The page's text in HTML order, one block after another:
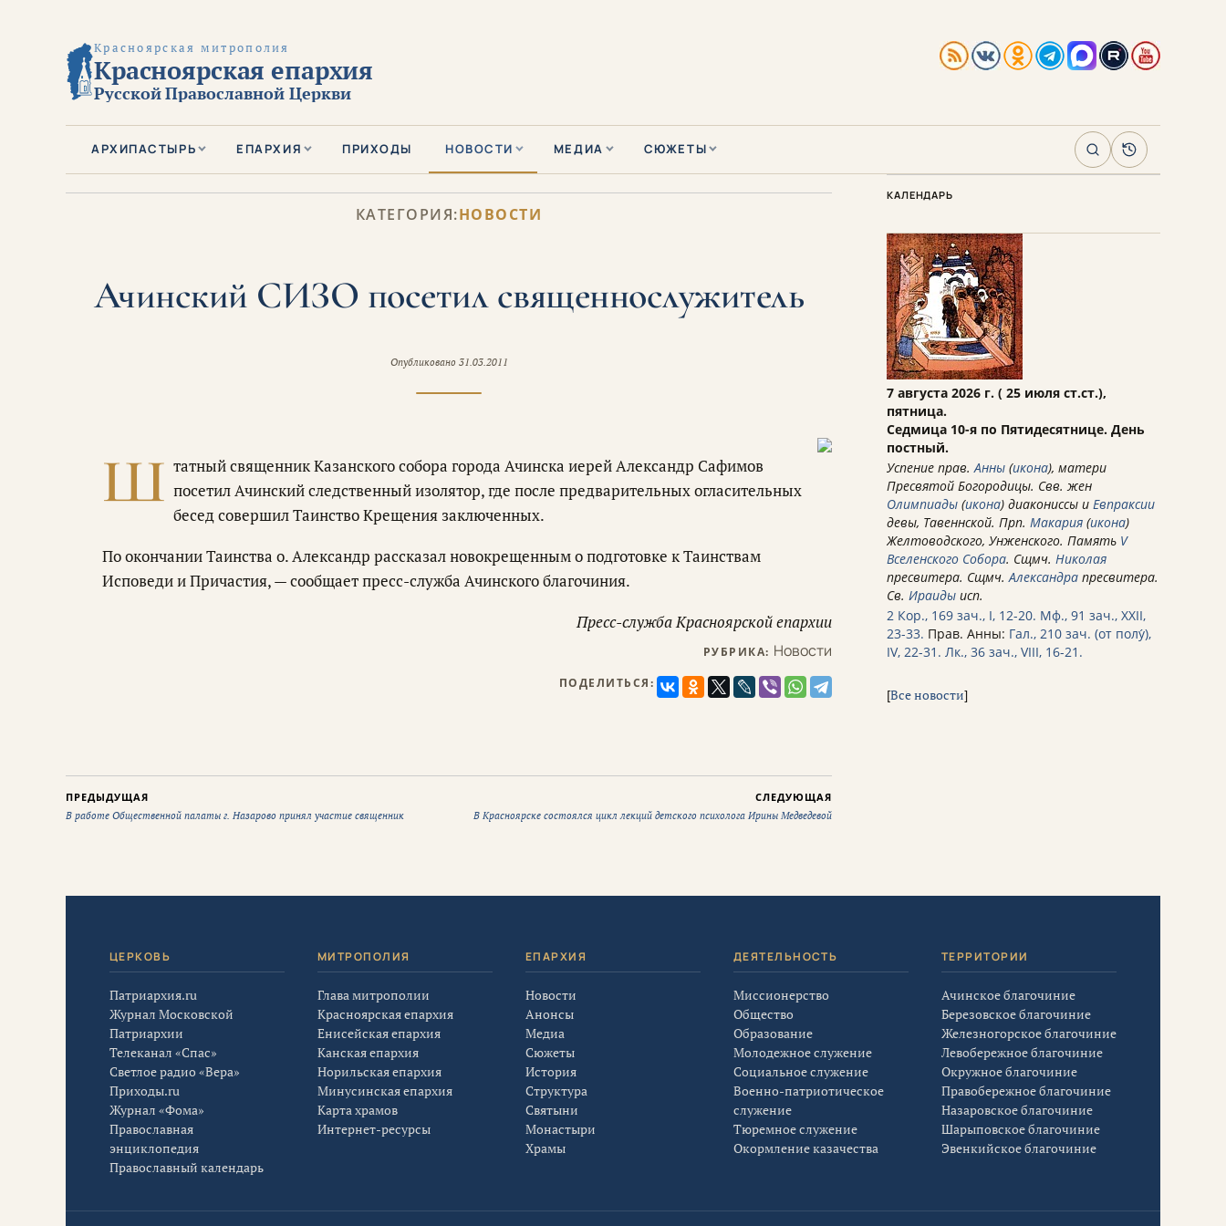
Красноярская митрополия
Красноярская епархия
Русской Православной Церкви
АРХИПАСТЫРЬ ЕПАРХИЯ ПРИХОДЫ НОВОСТИ МЕДИА СЮЖЕТЫ ПоискАрхив
КАТЕГОРИЯ:НОВОСТИ
Ачинский СИЗО посетил священнослужитель
Опубликовано 31.03.2011
Ш татный священник Казанского собора города Ачинска иерей Александр Сафимов
посетил Ачинский следственный изолятор, где после предварительных огласительных
бесед совершил Таинство Крещения заключенных.
По окончании Таинства о. Александр рассказал новокрещенным о подготовке к Таинствам
Исповеди и Причастия, — сообщает пресс-служба Ачинского благочиния.
Пресс-служба Красноярской епархии
РУБРИКА: Новости
ПОДЕЛИТЬСЯ:
ПРЕДЫДУЩАЯ
В работе Общественной палаты г. Назарово принял участие священник
СЛЕДУЮЩАЯ
В Красноярске состоялся цикл лекций детского психолога Ирины Медведевой
КАЛЕНДАРЬ
7 августа 2026 г. ( 25 июля ст.ст.),
пятница.
Седмица 10-я по Пятидесятнице. День
постный.
Успение прав.Анны (икона), матери
Пресвятой Богородицы. Свв. жен
Олимпиады (икона) диакониссы и Евпраксии
девы, Тавеннской. Прп. Макария (икона)
Желтоводского, Унженского. Память V
Вселенского Собора. Сщмч. Николая
пресвитера. Сщмч.Александра пресвитера.
Св. Ираиды исп.
2 Кор., 169 зач., I, 12-20. Мф., 91 зач., XXII,
23-33. Прав. Анны: Гал., 210 зач. (от полу́),
IV, 22-31. Лк., 36 зач., VIII, 16-21.
[Все новости]
ЦЕРКОВЬ
Патриархия.ru
Журнал Московской
Патриархии
Телеканал «Спас»
Светлое радио «Вера»
Приходы.ru
Журнал «Фома»
Православная
энциклопедия
Православный календарь
МИТРОПОЛИЯ
Глава митрополии
Красноярская епархия
Енисейская епархия
Канская епархия
Норильская епархия
Минусинская епархия
Карта храмов
Интернет-ресурсы
ЕПАРХИЯ
Новости
Анонсы
Медиа
Сюжеты
История
Структура
Святыни
Монастыри
Храмы
ДЕЯТЕЛЬНОСТЬ
Миссионерство
Общество
Образование
Молодежное служение
Социальное служение
Военно-патриотическое
служение
Тюремное служение
Окормление казачества
ТЕРРИТОРИИ
Ачинское благочиние
Березовское благочиние
Железногорское благочиние
Левобережное благочиние
Окружное благочиние
Правобережное благочиние
Назаровское благочиние
Шарыповское благочиние
Эвенкийское благочиние